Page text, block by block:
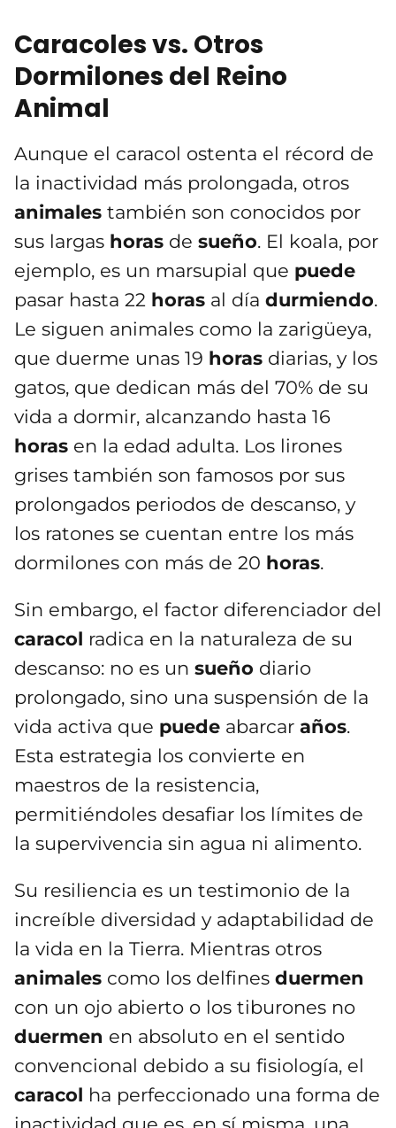
Caracoles vs. Otros
Dormilones del Reino
Animal
Aunque el caracol ostenta el récord de
la inactividad más prolongada, otros
animales también son conocidos por
sus largas horas de sueño. El koala, por
ejemplo, es un marsupial que puede
pasar hasta 22 horas al día durmiendo.
Le siguen animales como la zarigüeya,
que duerme unas 19 horas diarias, y los
gatos, que dedican más del 70% de su
vida a dormir, alcanzando hasta 16
horas en la edad adulta. Los lirones
grises también son famosos por sus
prolongados periodos de descanso, y
los ratones se cuentan entre los más
dormilones con más de 20 horas.
Sin embargo, el factor diferenciador del
caracol radica en la naturaleza de su
descanso: no es un sueño diario
prolongado, sino una suspensión de la
vida activa que puede abarcar años.
Esta estrategia los convierte en
maestros de la resistencia,
permitiéndoles desafiar los límites de
la supervivencia sin agua ni alimento.
Su resiliencia es un testimonio de la
increíble diversidad y adaptabilidad de
la vida en la Tierra. Mientras otros
animales como los delfines duermen
con un ojo abierto o los tiburones no
duermen en absoluto en el sentido
convencional debido a su fisiología, el
caracol ha perfeccionado una forma de